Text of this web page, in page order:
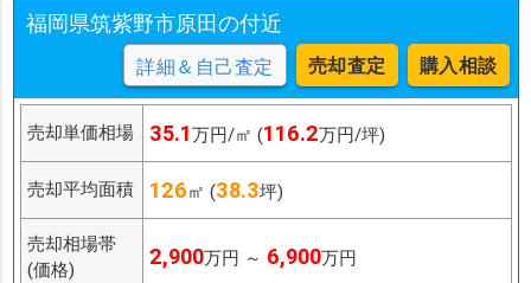
福岡県筑紫野市原田の付近
詳細＆自己査定 売却査定 購入相談
売却単価相場 35.1万円/㎡ (116.2万円/坪)
売却平均面積 126㎡ (38.3坪)
売却相場帯
(価格)
2,900万円 ～ 6,900万円